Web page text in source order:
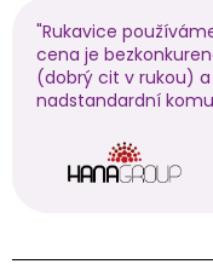
"Rukavice
cena je
(dobrý cit v rukou)
nadstandardní